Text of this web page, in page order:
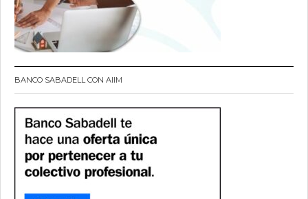
BANCO SABADELL CON AIIM